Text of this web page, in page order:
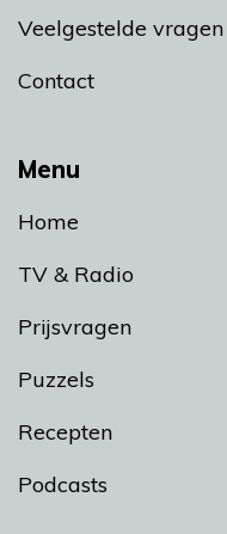
Menu
Home
TV & Radio
Prijsvragen
Puzzels
Recepten
Podcasts
Veelgestelde vragen
Contact